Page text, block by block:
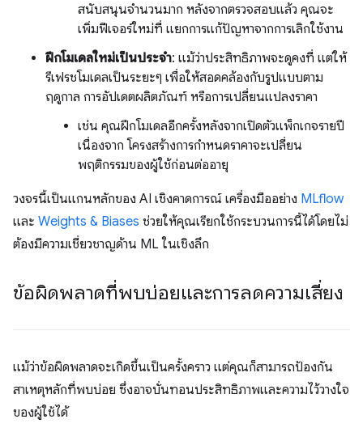
สนับสนุนจำนวนมาก หลังจากตรวจสอบแล้ว คุณจะ
เพิ่มฟีเจอร์ใหม่ที่ แยกการแก้ปัญหาจากการเลิกใช้งาน
ฝึกโมเดลใหม่เป็นประจำ: แม้ว่าประสิทธิภาพจะดูคงที่ แต่ให้
รีเฟรชโมเดลเป็นระยะๆ เพื่อให้สอดคล้องกับรูปแบบตาม
ฤดูกาล การอัปเดตผลิตภัณฑ์ หรือการเปลี่ยนแปลงราคา
เช่น คุณฝึกโมเดลอีกครั้งหลังจากเปิดตัวแพ็กเกจรายปี
เนื่องจาก โครงสร้างการกำหนดราคาจะเปลี่ยน
พฤติกรรมของผู้ใช้ก่อนต่ออายุ
วงจรนี้เป็นแกนหลักของ AI เชิงคาดการณ์ เครื่องมืออย่าง MLflow
และ Weights & Biases ช่วยให้คุณเรียกใช้กระบวนการนี้ได้โดยไม่
ต้องมีความเชี่ยวชาญด้าน ML ในเชิงลึก
ข้อผิดพลาดที่พบบ่อยและการลดความเสี่ยง
แม้ว่าข้อผิดพลาดจะเกิดขึ้นเป็นครั้งคราว แต่คุณก็สามารถป้องกัน
สาเหตุหลักที่พบบ่อย ซึ่งอาจบั่นทอนประสิทธิภาพและความไว้วางใจ
ของผู้ใช้ได้